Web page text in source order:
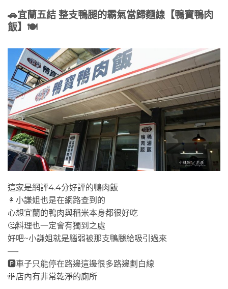
🚗宜蘭五結 整支鴨腿的霸氣當歸麵線【鴨寶鴨肉
飯】 🍽
這家是網評4.4分好評的鴨肉飯
👩小謙姐也是在網路查到的
心想宜蘭的鴨肉與稻米本身都很好吃
🤔料理也一定會有獨到之處
好吧~小謙姐就是腦弱被那支鴨腿給吸引過來
—-
🅿車子只能停在路邊這邊很多路邊劃白線
🚻店內有非常乾淨的廁所